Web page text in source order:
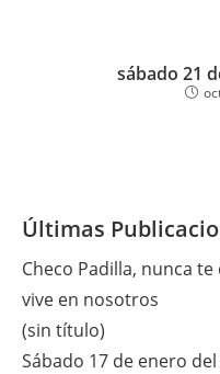
sábado 21
Últimas
Checo Padilla, nunca
vive en nosotros
(sin título)
Sábado 17 de enero